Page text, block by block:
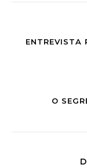
ENTREVISTA
O